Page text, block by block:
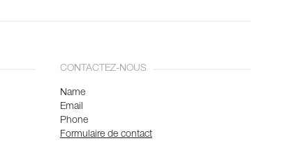
CONTACTEZ-NOUS
Name
Email
Phone
Formulaire de contact